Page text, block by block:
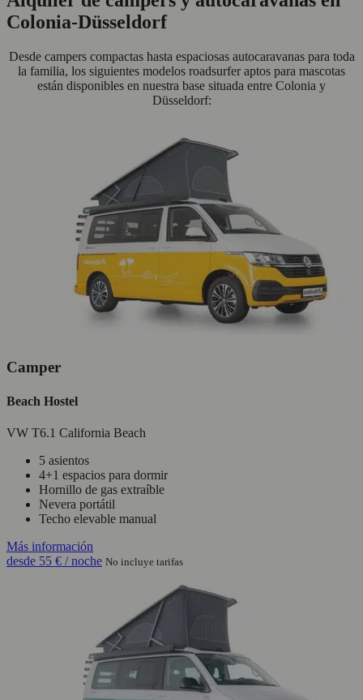
Colonia-Düsseldorf
Desde campers compactas hasta espaciosas autocaravanas para toda
la familia, los siguientes modelos roadsurfer aptos para mascotas
están disponibles en nuestra base situada entre Colonia y
Düsseldorf:
Camper
Beach Hostel
VW T6.1 California Beach
5 asientos
4+1 espacios para dormir
Hornillo de gas extraíble
Nevera portátil
Techo elevable manual
Más información
desde 55 € / noche No incluye tarifas